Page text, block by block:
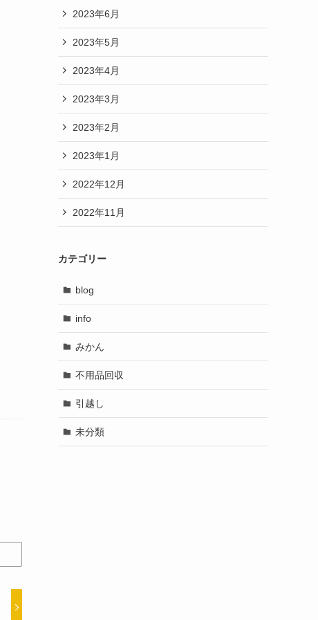
2023年6月
2023年5月
2023年4月
2023年3月
2023年2月
2023年1月
2022年12月
2022年11月
カテゴリー
blog
info
みかん
不用品回収
引越し
未分類